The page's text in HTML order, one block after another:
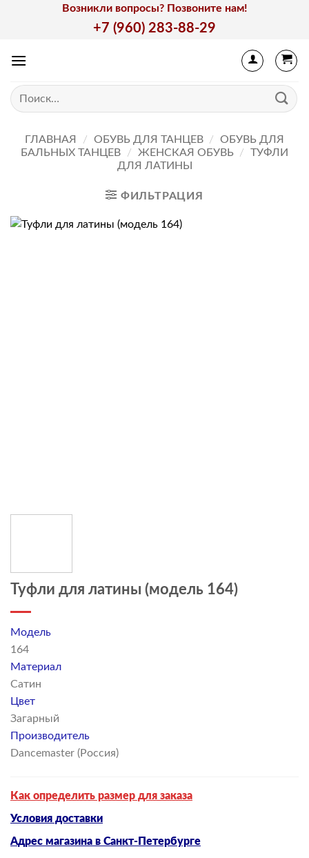
Возникли вопросы? Позвоните нам!
+7 (960) 283-88-29
Искать:
ГЛАВНАЯ / ОБУВЬ ДЛЯ ТАНЦЕВ /
ОБУВЬ ДЛЯ
БАЛЬНЫХ ТАНЦЕВ
/ ЖЕНСКАЯ ОБУВЬ /
ТУФЛИ
ДЛЯ ЛАТИНЫ
ФИЛЬТРАЦИЯ
Туфли для латины (модель 164)
Модель
164
Материал
Сатин
Цвет
Загарный
Производитель
Dancemaster (Россия)
Как определить размер для заказа
Условия доставки
Адрес магазина в Санкт-Петербурге